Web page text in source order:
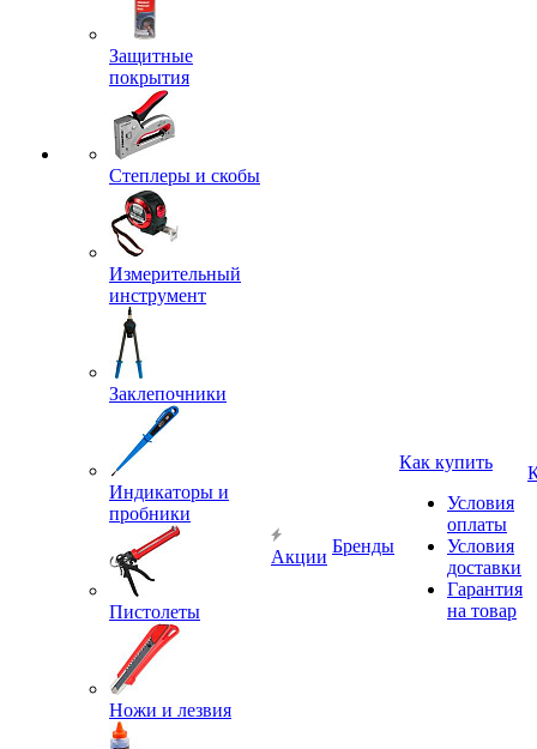
Защитные
покрытия
Степлеры и скобы
Измерительный
инструмент
Заклепочники
Индикаторы и
пробники
Пистолеты
Ножи и лезвия
Акции
Бренды
Как купить
Условия
оплаты
Условия
доставки
Гарантия
на товар